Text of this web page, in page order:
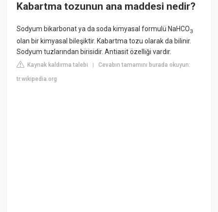
Kabartma tozunun ana maddesi nedir?
Sodyum bikarbonat ya da soda kimyasal formulü NaHCO3
olan bir kimyasal bileşiktir. Kabartma tozu olarak da bilinir.
Sodyum tuzlarından birisidir. Antiasit özelliği vardır.
Kaynak kaldırma talebi |Cevabın tamamını burada okuyun:
tr.wikipedia.org